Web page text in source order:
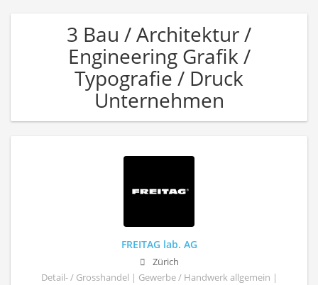
3 Bau / Architektur /
Engineering Grafik /
Typografie / Druck
Unternehmen
FREITAG lab. AG
Zürich
Detail- / Grosshandel | Gewerbe / Handwerk allgemein |